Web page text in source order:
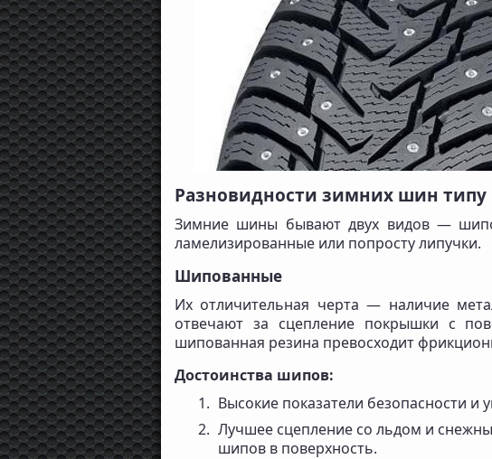
Разновидности зимних шин типу
Зимние шины бывают двух видов —
ламелизированные или попросту липучки.
Шипованные
Их отличительная черта — наличие
отвечают за сцепление покрышки с
шипованная резина превосходит
Достоинства шипов:
Высокие показатели безопасности и
Лучшее сцепление со льдом и
шипов в поверхность.